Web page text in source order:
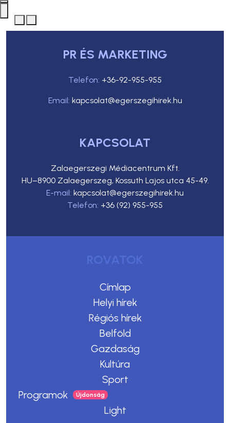
PR ÉS MARKETING
Telefon: +36-92-955-955
Email: kapcsolat@egerszegihirek.hu
KAPCSOLAT
Zalaegerszegi Médiacentrum Kft.
HU–8900 Zalaegerszeg, Kossuth Lajos utca 45-49.
E-mail: kapcsolat@egerszegihirek.hu
Telefon: +36 (92) 955-955
ROVATOK
Címlap
Helyi hírek
Régiós hírek
Belföld
Gazdaság
Kultúra
Sport
Programok
Light